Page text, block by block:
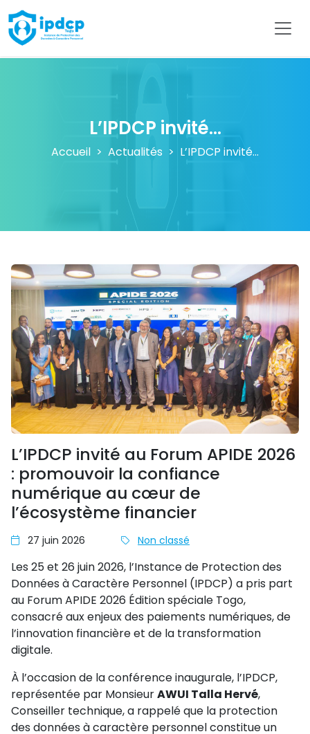
IPDCP
L’IPDCP invité...
Accueil Actualités L’IPDCP invité...
L’IPDCP invité au Forum APIDE 2026
: promouvoir la confiance
numérique au cœur de
l’écosystème financier
27 juin 2026 Non classé
Les 25 et 26 juin 2026, l’Instance de Protection des
Données à Caractère Personnel (IPDCP) a pris part
au Forum APIDE 2026 Édition spéciale Togo,
consacré aux enjeux des paiements numériques, de
l’innovation financière et de la transformation
digitale.
À l’occasion de la conférence inaugurale, l’IPDCP,
représentée par MonsieurAWUI Talla Hervé,
Conseiller technique, a rappelé que la protection
des données à caractère personnel constitue un